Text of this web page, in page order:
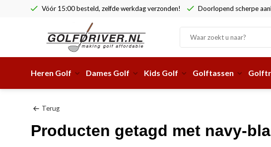
Vóór 15:00 besteld, zelfde werkdag verzonden! Doorlopend scherpe
Heren Golf Dames Golf Kids Golf Golftassen
Terug
Producten getagd met navy-